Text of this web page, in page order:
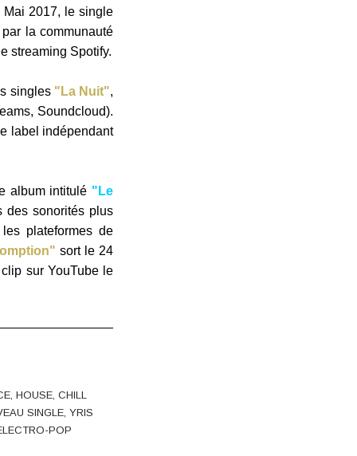
Mai 2017, le single
la communauté
streaming Spotify.
singles "La Nuit",
Soundcloud).
label indépendant
album intitulé "Le
des sonorités plus
plateformes de
sort le 24
sur YouTube le
, HOUSE, CHILL
SINGLE, YRIS
POP